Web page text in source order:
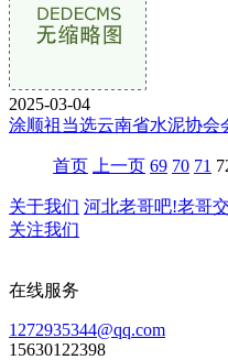
2025-03-04
涂顺祖当选云南省水泥协会
首页 上一页 69 70 71
关于我们 河北老哥吧!老哥
关注我们
在线服务
1272935344@qq.com
15630122398